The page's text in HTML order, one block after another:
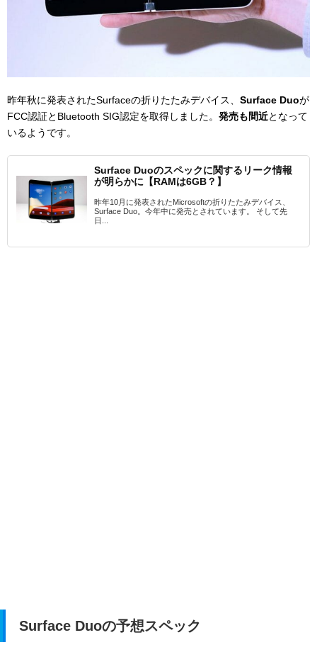
昨年秋に発表されたSurfaceの折りたたみデバイス、 Surface Duoが
FCC認証とBluetooth SIG認定を取得しました。 発売も間近となって
いるようです。
Surface Duoのスペックに関するリーク情報
が明らかに【RAMは6GB？】
昨年10月に発表されたMicrosoftの折りたたみデバイス、
Surface Duo。今年中に発売とされています。 そして先
日...
Surface Duoの予想スペック